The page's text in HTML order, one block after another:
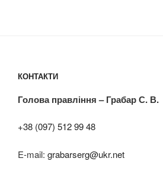
КОНТАКТИ
Голова правління – Грабар С. В.
+38 (097) 512 99 48
E-mail: grabarserg@ukr.net